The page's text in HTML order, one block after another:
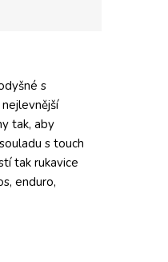
s
tak, aby
s touch
tak rukavice
enduro,